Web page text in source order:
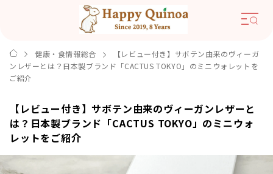
健康・食情報総合
【レビュー付き】サボテン由来のヴィーガ
ンレザーとは？日本製ブランド「CACTUS TOKYO」のミニウォレットを
ご紹介
【レビュー付き】サボテン由来のヴィーガンレザーと
は？日本製ブランド「CACTUS TOKYO」のミニウォ
レットをご紹介